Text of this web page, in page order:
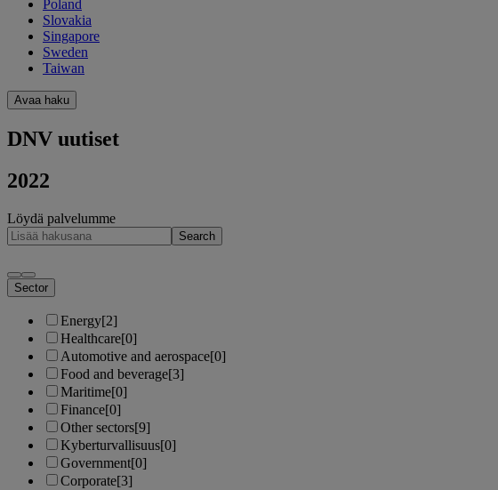
Poland
Slovakia
Singapore
Sweden
Taiwan
Avaa haku
DNV uutiset
2022
Löydä palvelumme
Search
Sector
Energy[2]
Healthcare[0]
Automotive and aerospace[0]
Food and beverage[3]
Maritime[0]
Finance[0]
Other sectors[9]
Kyberturvallisuus[0]
Government[0]
Corporate[3]